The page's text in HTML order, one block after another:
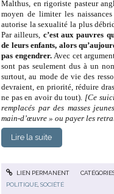
Malthus, en rigoriste pasteur
moyen de limiter les
autorise la sexualité la plus
Par ailleurs, c’est aux pauvres
de leurs enfants, alors
pas engendrer. Avec cet
sont pas seulement dus à un
surtout, au mode de vie des
devraient, en priorité, réduire
ne pas en avoir du tout). [Ce
remplacés par des masses
main-d’œuvre » ou payer les
Lire la suite
LIEN PERMANENT
POLITIQUE ,SOCIÉTÉ